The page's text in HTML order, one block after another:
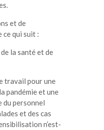
et de
ce qui suit :
la santé et de
travail pour une
pandémie et une
du personnel
et des cas
n’est-